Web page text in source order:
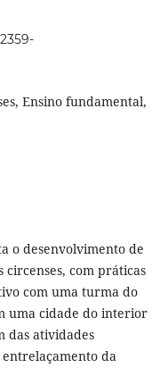
Ensino fundamental,
o desenvolvimento de
com práticas
com uma turma do
uma cidade do interior
das atividades
da